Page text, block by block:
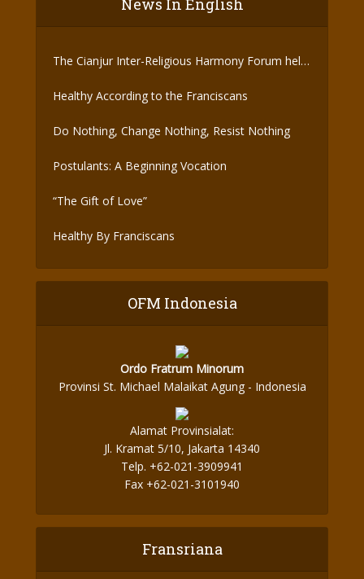
News In English
The Cianjur Inter-Religious Harmony Forum held
Healthy According to the Franciscans
Do Nothing, Change Nothing, Resist Nothing
Postulants: A Beginning Vocation
“The Gift of Love”
Healthy By Franciscans
OFM Indonesia
Ordo Fratrum Minorum
Provinsi St. Michael Malaikat Agung - Indonesia
Alamat Provinsialat:
Jl. Kramat 5/10, Jakarta 14340
Telp. +62-021-3909941
Fax +62-021-3101940
Fransriana